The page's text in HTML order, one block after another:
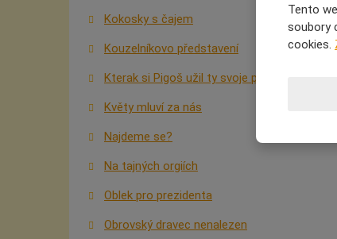
Kokosky s čajem
Kouzelníkovo představení
Kterak si Pigoš užil ty svoje peníze
Květy mluví za nás
Najdeme se?
Na tajných orgiích
Oblek pro prezidenta
Obrovský dravec nenalezen
Tento
soubory
cookies.